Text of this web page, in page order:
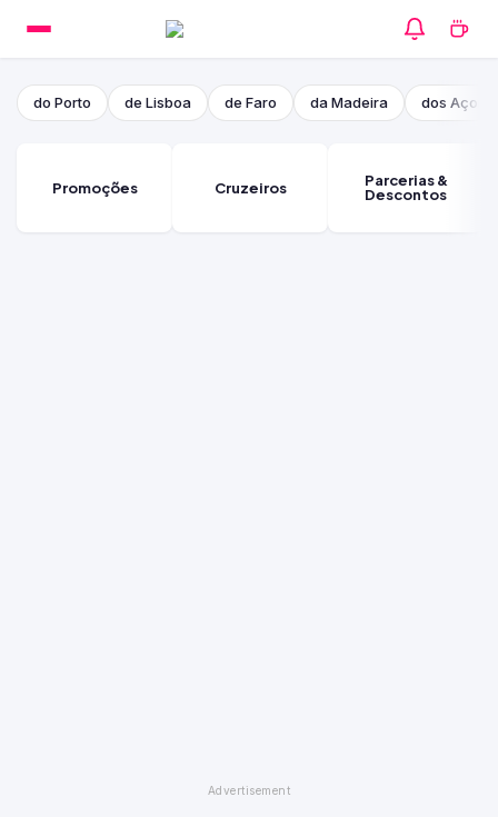
do Porto de Lisboa de Faro da Madeira dos
Promoções Cruzeiros
Parcerias &
Descontos